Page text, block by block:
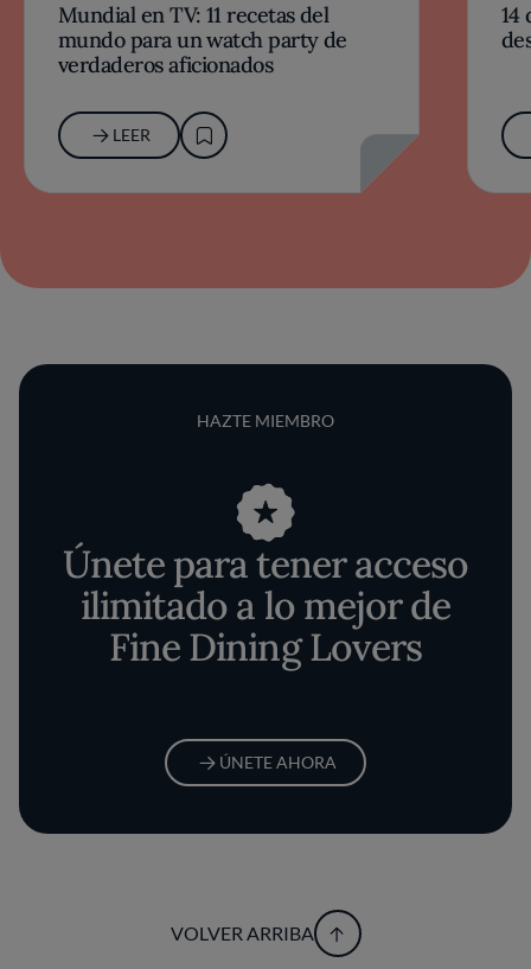
Mundial en TV: 11 recetas del
mundo para un watch party de
verdaderos aficionados
LEER
14
HAZTE MIEMBRO
Únete para tener acceso
ilimitado a lo mejor de
Fine Dining Lovers
ÚNETE AHORA
VOLVER ARRIBA